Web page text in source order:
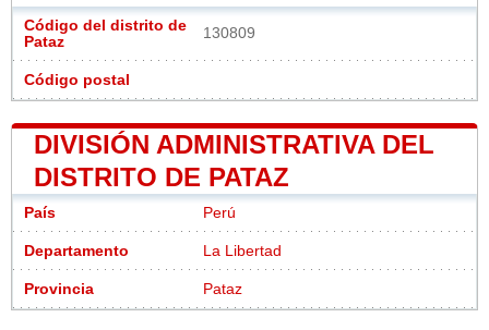
Código del distrito de
Pataz
130809
Código postal
DIVISIÓN ADMINISTRATIVA DEL
DISTRITO DE PATAZ
País Perú
Departamento La Libertad
Provincia Pataz